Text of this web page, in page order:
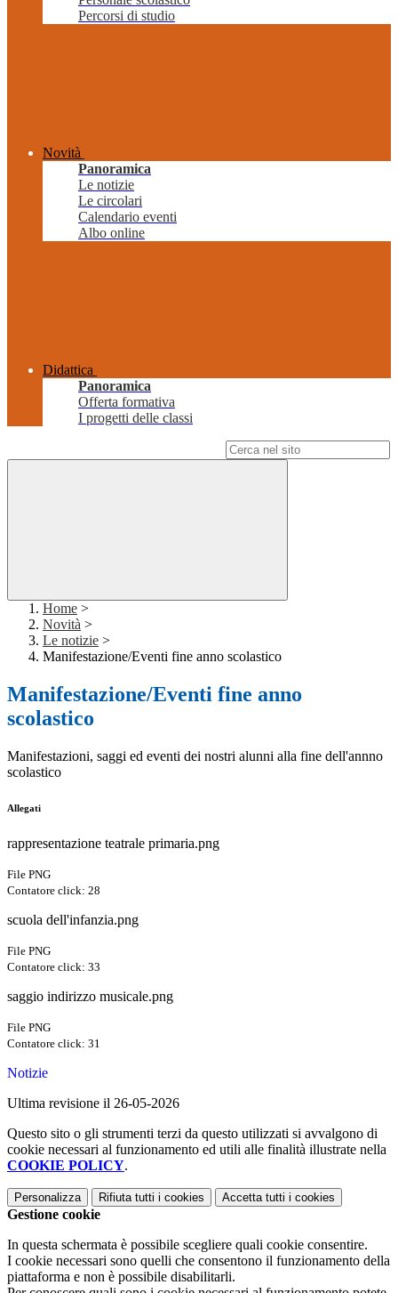
Percorsi di studio
Novità
Panoramica
Le notizie
Le circolari
Calendario eventi
Albo online
Didattica
Panoramica
Offerta formativa
I progetti delle classi
Home >
Novità >
Le notizie >
Manifestazione/Eventi fine anno scolastico
Manifestazione/Eventi fine anno
scolastico
Manifestazioni, saggi ed eventi dei nostri alunni alla fine dell'annno
scolastico
Allegati
rappresentazione teatrale primaria.png
File PNG
Contatore click: 28
scuola dell'infanzia.png
File PNG
Contatore click: 33
saggio indirizzo musicale.png
File PNG
Contatore click: 31
Notizie
Ultima revisione il 26-05-2026
Questo sito o gli strumenti terzi da questo utilizzati si avvalgono di
cookie necessari al funzionamento ed utili alle finalità illustrate nella
COOKIE POLICY.
Personalizza Rifiuta tutti i cookies Accetta tutti i cookies
Gestione cookie
In questa schermata è possibile scegliere quali cookie consentire.
I cookie necessari sono quelli che consentono il funzionamento della
piattaforma e non è possibile disabilitarli.